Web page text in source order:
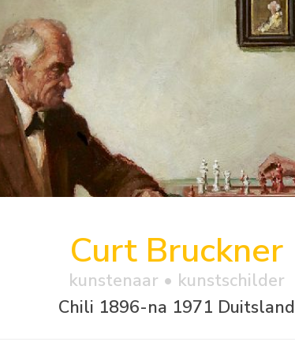
Curt Bruckner
kunstenaar • kunstschilder
Chili 1896-na 1971 Duitsland